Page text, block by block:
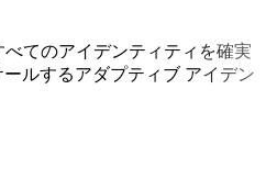
てのアイデンティティを確実
ルするアダプティブ アイデン